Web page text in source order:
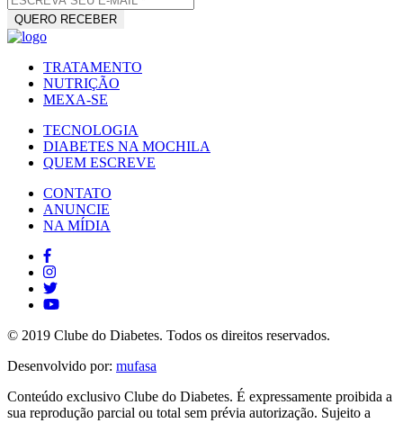
TRATAMENTO
NUTRIÇÃO
MEXA-SE
TECNOLOGIA
DIABETES NA MOCHILA
QUEM ESCREVE
CONTATO
ANUNCIE
NA MÍDIA
© 2019 Clube do Diabetes. Todos os direitos reservados.
Desenvolvido por: mufasa
Conteúdo exclusivo Clube do Diabetes. É expressamente proibida a
sua reprodução parcial ou total sem prévia autorização. Sujeito a